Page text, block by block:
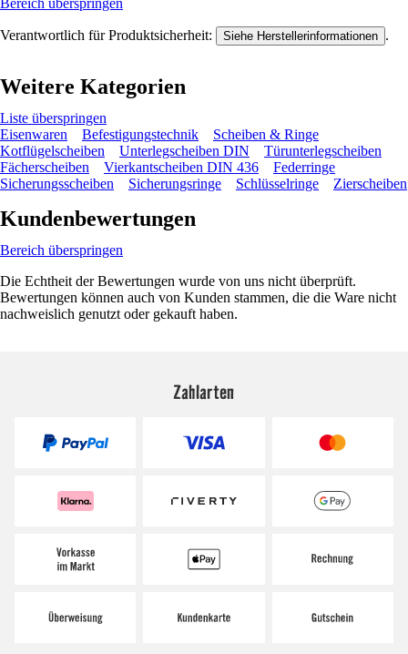
Bereich überspringen
Verantwortlich für Produktsicherheit: Siehe Herstellerinformationen .
Weitere Kategorien
Liste überspringen
Eisenwaren
Befestigungstechnik
Scheiben & Ringe
Kotflügelscheiben
Unterlegscheiben DIN
Türunterlegscheiben
Fächerscheiben
Vierkantscheiben DIN 436
Federringe
Sicherungsscheiben
Sicherungsringe Schlüsselringe Zierscheiben
Kundenbewertungen
Bereich überspringen
Die Echtheit der Bewertungen wurde von uns nicht überprüft.
Bewertungen können auch von Kunden stammen, die die Ware nicht
nachweislich genutzt oder gekauft haben.
Zahlarten